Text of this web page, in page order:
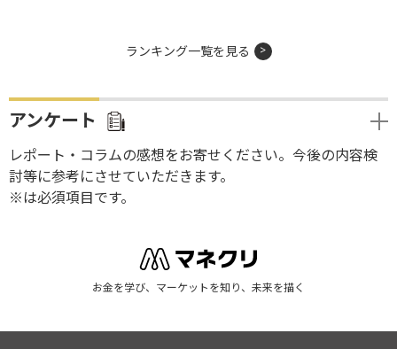
ランキング一覧を見る
アンケート
レポート・コラムの感想をお寄せください。今後の内容検
討等に参考にさせていただきます。
※は必須項目です。
お金を学び、マーケットを知り、未来を描く